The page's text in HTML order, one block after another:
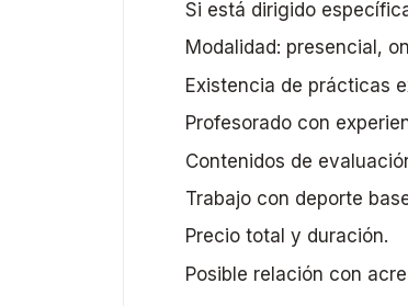
Si está dirigido
Modalidad: presencial,
Existencia de prácticas
Profesorado con
Contenidos de
Trabajo con deporte
Precio total y duración.
Posible relación con